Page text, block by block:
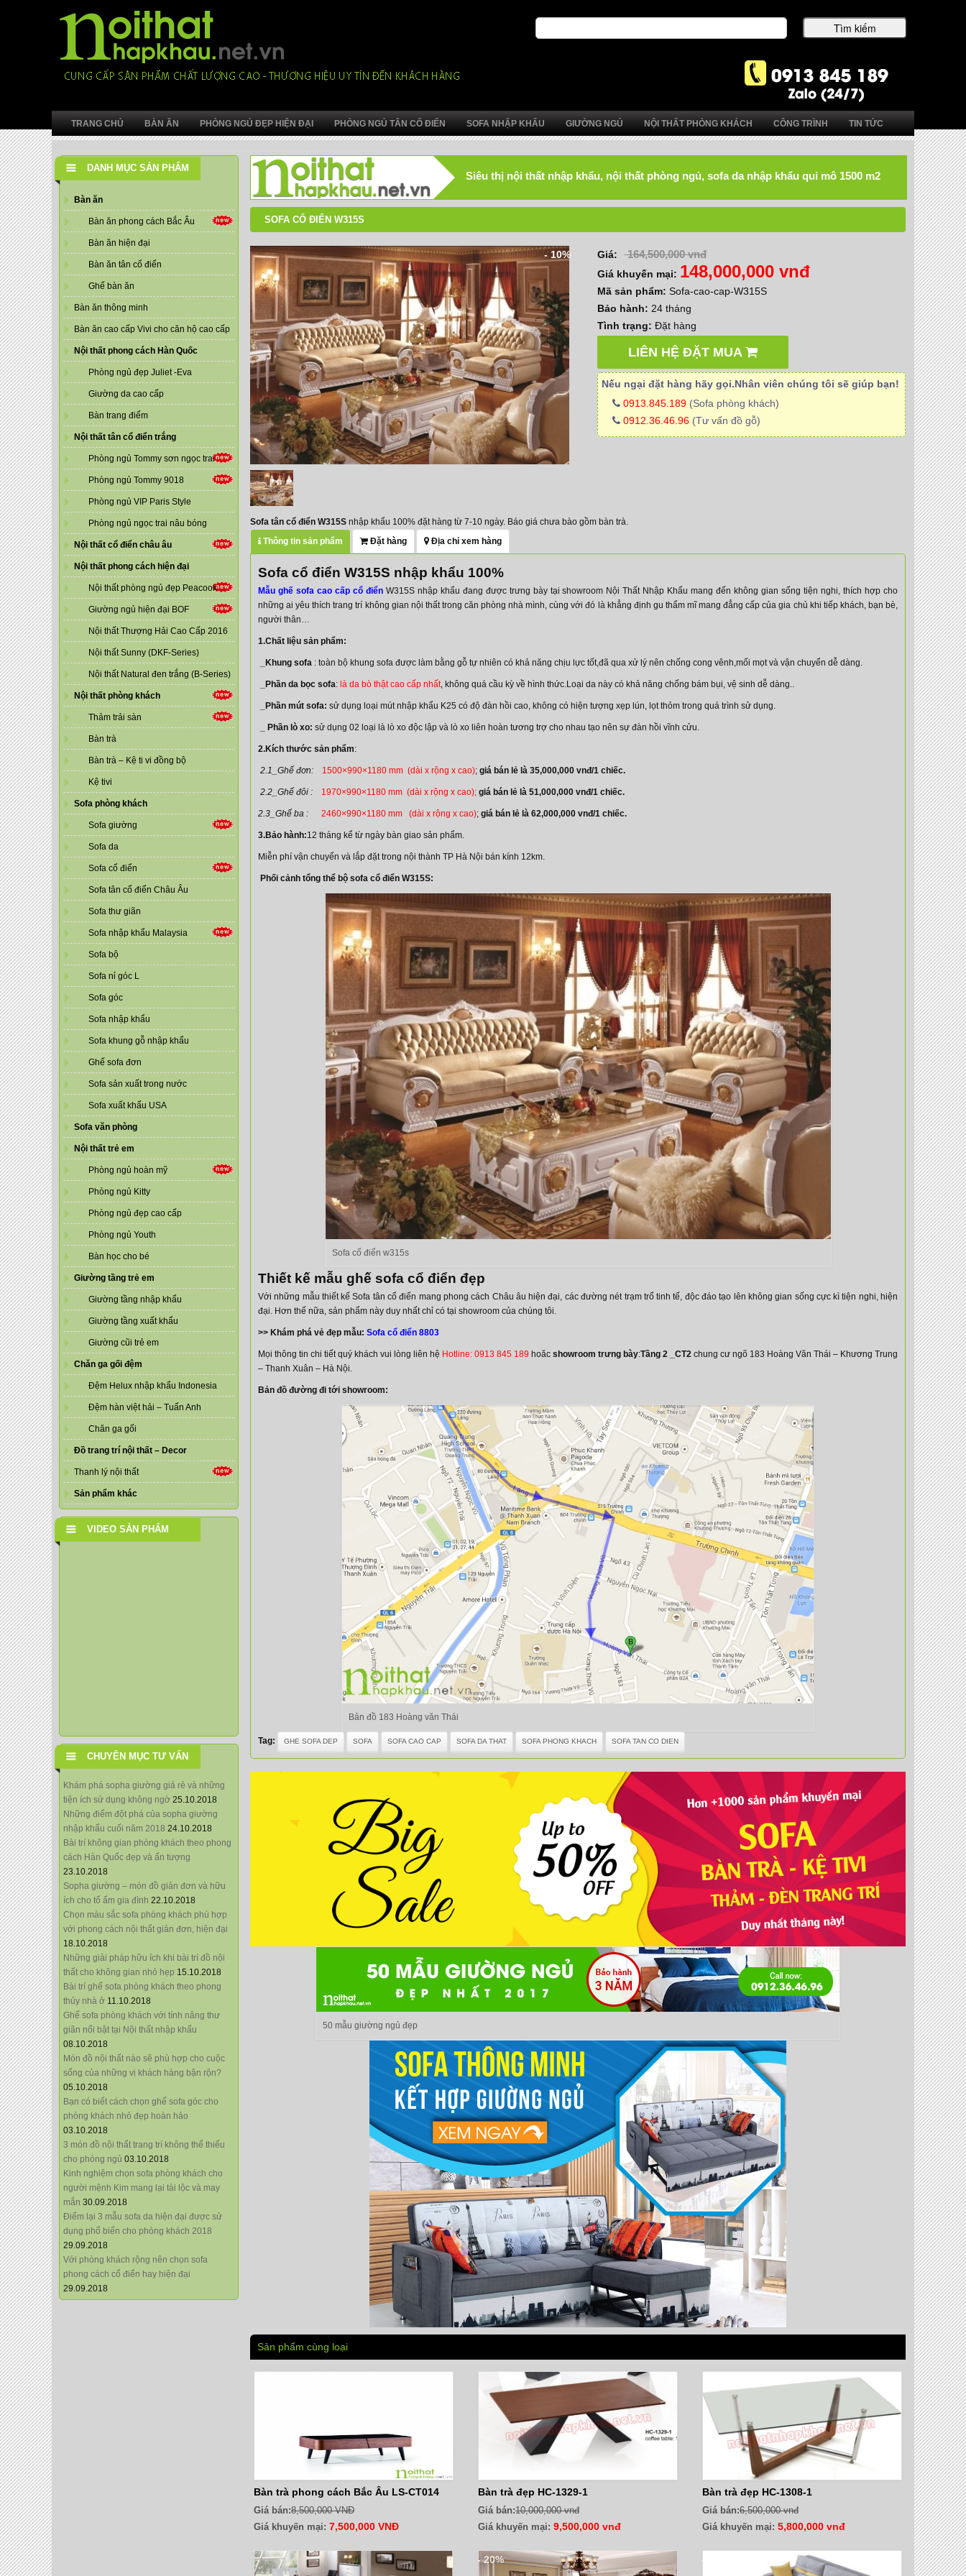
TRANG CHỦ BÀN ĂN PHÒNG NGỦ ĐẸP HIỆN ĐẠI PHÒNG NGỦ TÂN CỔ ĐIỂN SOFA NHẬP KHẨU GIƯỜNG NGỦ NỘI THẤT PHÒNG KHÁCH CÔNG TRÌNH TIN TỨC
DANH MỤC SẢN PHẨM
Bàn ăn
Bàn ăn phong cách Bắc Âu
Bàn ăn hiện đại
Bàn ăn tân cổ điển
Ghế bàn ăn
Bàn ăn thông minh
Bàn ăn cao cấp Vivi cho căn hộ cao cấp
Nội thất phong cách Hàn Quốc
Phòng ngủ đẹp Juliet -Eva
Giường da cao cấp
Bàn trang điểm
Nội thất tân cổ điển trắng
Phòng ngủ Tommy sơn ngọc trai
Phòng ngủ Tommy 9018
Phòng ngủ VIP Paris Style
Phòng ngủ ngọc trai nâu bóng
Nội thất cổ điển châu âu
Nội thất phong cách hiện đại
Nội thất phòng ngủ đẹp Peacook
Giường ngủ hiện đại BOF
Nội thất Thượng Hải Cao Cấp 2016
Nội thất Sunny (DKF-Series)
Nội thất Natural đen trắng (B-Series)
Nội thất phòng khách
Thảm trải sàn
Bàn trà
Bàn trà – Kệ ti vi đồng bộ
Kệ tivi
Sofa phòng khách
Sofa giường
Sofa da
Sofa cổ điển
Sofa tân cổ điển Châu Âu
Sofa thư giãn
Sofa nhập khẩu Malaysia
Sofa bộ
Sofa nỉ góc L
Sofa góc
Sofa nhập khẩu
Sofa khung gỗ nhập khẩu
Ghế sofa đơn
Sofa sản xuất trong nước
Sofa xuất khẩu USA
Sofa văn phòng
Nội thất trẻ em
Phòng ngủ hoàn mỹ
Phòng ngủ Kitty
Phòng ngủ đẹp cao cấp
Phòng ngủ Youth
Bàn học cho bé
Giường tầng trẻ em
Giường tầng nhập khẩu
Giường tầng xuất khẩu
Giường cũi trẻ em
Chăn ga gối đệm
Đệm Helux nhập khẩu Indonesia
Đệm hàn việt hải – Tuấn Anh
Chăn ga gối
Đồ trang trí nội thất – Decor
Thanh lý nội thất
Sản phẩm khác
VIDEO SẢN PHẨM
CHUYÊN MỤC TƯ VẤN
Khám phá sopha giường giá rẻ và những
tiện ích sử dụng không ngờ 25.10.2018
Những điểm đột phá của sopha giường
nhập khẩu cuối năm 2018 24.10.2018
Bài trí không gian phòng khách theo phong
cách Hàn Quốc đẹp và ấn tượng
23.10.2018
Sopha giường – món đồ giản đơn và hữu
ích cho tổ ấm gia đình 22.10.2018
Chọn màu sắc sofa phòng khách phù hợp
với phong cách nội thất giản đơn, hiện đại
18.10.2018
Những giải pháp hữu ích khi bài trí đồ nội
thất cho không gian nhỏ hẹp 15.10.2018
Bài trí ghế sofa phòng khách theo phong
thủy nhà ở 11.10.2018
Ghế sofa phòng khách với tính năng thư
giãn nổi bật tại Nội thất nhập khẩu
08.10.2018
Món đồ nội thất nào sẽ phù hợp cho cuộc
sống của những vị khách hàng bận rộn?
05.10.2018
Bạn có biết cách chọn ghế sofa góc cho
phòng khách nhỏ đẹp hoàn hảo
03.10.2018
3 món đồ nội thất trang trí không thể thiếu
cho phòng ngủ 03.10.2018
Kinh nghiệm chọn sofa phòng khách cho
người mệnh Kim mang lại tài lộc và may
mắn 30.09.2018
Điểm lại 3 mẫu sofa da hiện đại được sử
dụng phổ biến cho phòng khách 2018
29.09.2018
Với phòng khách rộng nên chọn sofa
phong cách cổ điển hay hiện đại
29.09.2018
Siêu thị nội thất nhập khẩu, nội thất phòng ngủ, sofa da nhập khẩu qui mô 1500 m2
SOFA CỔ ĐIỂN W315S
- 10% Giá: 164,500,000 vnđ
Giá khuyến mại: 148,000,000 vnđ
Mã sản phẩm: Sofa-cao-cap-W315S
Bảo hành: 24 tháng
Tình trạng: Đặt hàng
LIÊN HỆ ĐẶT MUA
Nếu ngại đặt hàng hãy gọi.Nhân viên chúng tôi sẽ giúp bạn!
0913.845.189(Sofa phòng khách)
0912.36.46.96(Tư vấn đồ gỗ)
Sofa tân cổ điển W315S nhập khẩu 100% đặt hàng từ 7-10 ngày. Báo giá chưa bào gồm bàn trà.
Thông tin sản phẩm
Đặt hàng Địa chỉ xem hàng
Sofa cổ điển W315S nhập khẩu 100%
Mẫu ghế sofa cao cấp cổ điểnW315S nhập khẩu đang được trưng bày tại showroom Nội Thất Nhập Khẩu mang đến không gian sống tiện nghi, thích hợp cho
những ai yêu thích trang trí không gian nội thất trong căn phòng nhà mình, cùng với đó là khẳng định gu thẩm mĩ mang đẳng cấp của gia chủ khi tiếp khách, bạn bè,
người thân…
1.Chất liệu sản phẩm:
_Khung sofa : toàn bộ khung sofa được làm bằng gỗ tự nhiên có khả năng chịu lực tốt,đã qua xử lý nên chống cong vênh,mối mọt và vận chuyển dễ dàng.
_Phần da bọc sofa: là da bò thật cao cấp nhất, không quá cầu kỳ về hình thức.Loại da này có khả năng chống bám bụi, vệ sinh dễ dàng..
_Phần mút sofa: sử dụng loại mút nhập khẩu K25 có độ đàn hồi cao, không có hiện tượng xẹp lún, lọt thỏm trong quá trình sử dụng.
_ Phần lò xo: sử dụng 02 loại là lò xo độc lập và lò xo liên hoàn tương trợ cho nhau tạo nên sự đàn hồi vĩnh cửu.
2.Kích thước sản phẩm:
2.1_Ghế đơn: 1500×990×1180 mm (dài x rộng x cao); giá bán lẻ là 35,000,000 vnđ/1 chiếc.
2.2_Ghế đôi : 1970×990×1180 mm (dài x rộng x cao); giá bán lẻ là 51,000,000 vnđ/1 chiếc.
2.3_Ghế ba : 2460×990×1180 mm (dài x rộng x cao); giá bán lẻ là 62,000,000 vnđ/1 chiếc.
3.Bảo hành:12 tháng kể từ ngày bàn giao sản phẩm.
Miễn phí vận chuyển và lắp đặt trong nội thành TP Hà Nội bán kính 12km.
Phối cảnh tổng thể bộ sofa cổ điển W315S:
Sofa cổ điển w315s
Thiết kế mẫu ghế sofa cổ điển đẹp
Với những mẫu thiết kế Sofa tân cổ điển mang phong cách Châu âu hiện đại, các đường nét trạm trổ tinh tế, độc đáo tạo lên không gian sống cực kì tiện nghi, hiện
đại. Hơn thế nữa, sản phẩm này duy nhất chỉ có tại showroom của chúng tôi.
>> Khám phá vẻ đẹp mẫu: Sofa cổ điển 8803
Mọi thông tin chi tiết quý khách vui lòng liên hệ Hotline: 0913 845 189 hoăc showroom trưng bày:Tầng 2 _CT2 chung cư ngõ 183 Hoàng Văn Thái – Khương Trung
– Thanh Xuân – Hà Nội.
Bản đồ đường đi tới showroom:
Bản đồ 183 Hoàng văn Thái
Tag: GHE SOFA DEP SOFA SOFA CAO CAP SOFA DA THAT SOFA PHONG KHACH SOFA TAN CO DIEN
50 mẫu giường ngủ đẹp
Sản phẩm cùng loại
Bàn trà phong cách Bắc Âu LS-CT014
Giá bán:8,500,000 VNĐ
Giá khuyến mại: 7,500,000 VNĐ
Bàn trà đẹp HC-1329-1
Giá bán:10,000,000 vnđ
Giá khuyến mại: 9,500,000 vnđ
Bàn trà đẹp HC-1308-1
Giá bán:6,500,000 vnđ
Giá khuyến mại: 5,800,000 vnđ
- 20% - 8%